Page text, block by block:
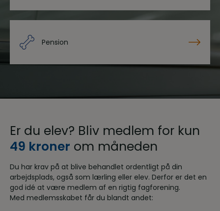
Pension
Er du elev? Bliv medlem for kun
49 kroner om måneden
Du har krav på at blive behandlet ordentligt på din
arbejdsplads, også som lærling eller elev. Derfor er det en
god idé at være medlem af en rigtig fagforening.
Med medlemsskabet får du blandt andet: